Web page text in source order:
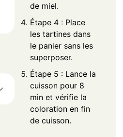
de miel.
Étape 4 : Place
les tartines dans
le panier sans les
superposer.
Étape 5 : Lance la
cuisson pour 8
min et vérifie la
coloration en fin
de cuisson.